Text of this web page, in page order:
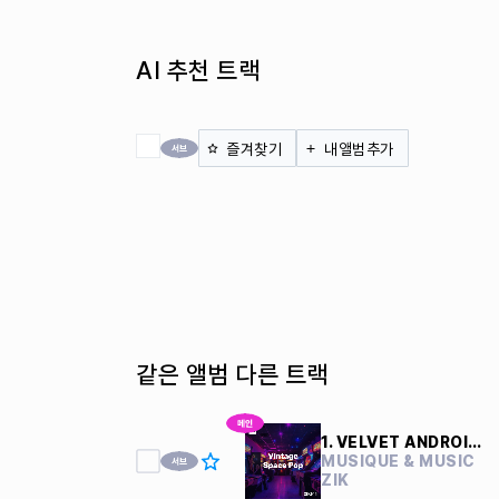
AI 추천 트랙
전체 체크 즐겨찾기 내앨범추가
같은 앨범 다른 트랙
1. VELVET ANDROIDS
MUSIQUE & MUSIC
ZIK